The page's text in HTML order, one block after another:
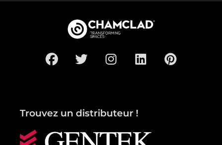
Trouvez un distributeur !